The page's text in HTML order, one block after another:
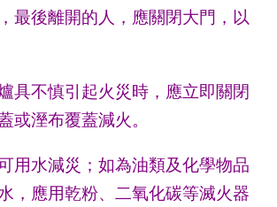
最後離開的人，應關閉大門，以
具不慎引起火災時，應立即關閉
或溼布覆蓋減火。
用水減災；如為油類及化學物品
，應用乾粉、二氧化碳等滅火器